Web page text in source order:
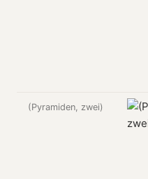
(Pyramiden, zwei)